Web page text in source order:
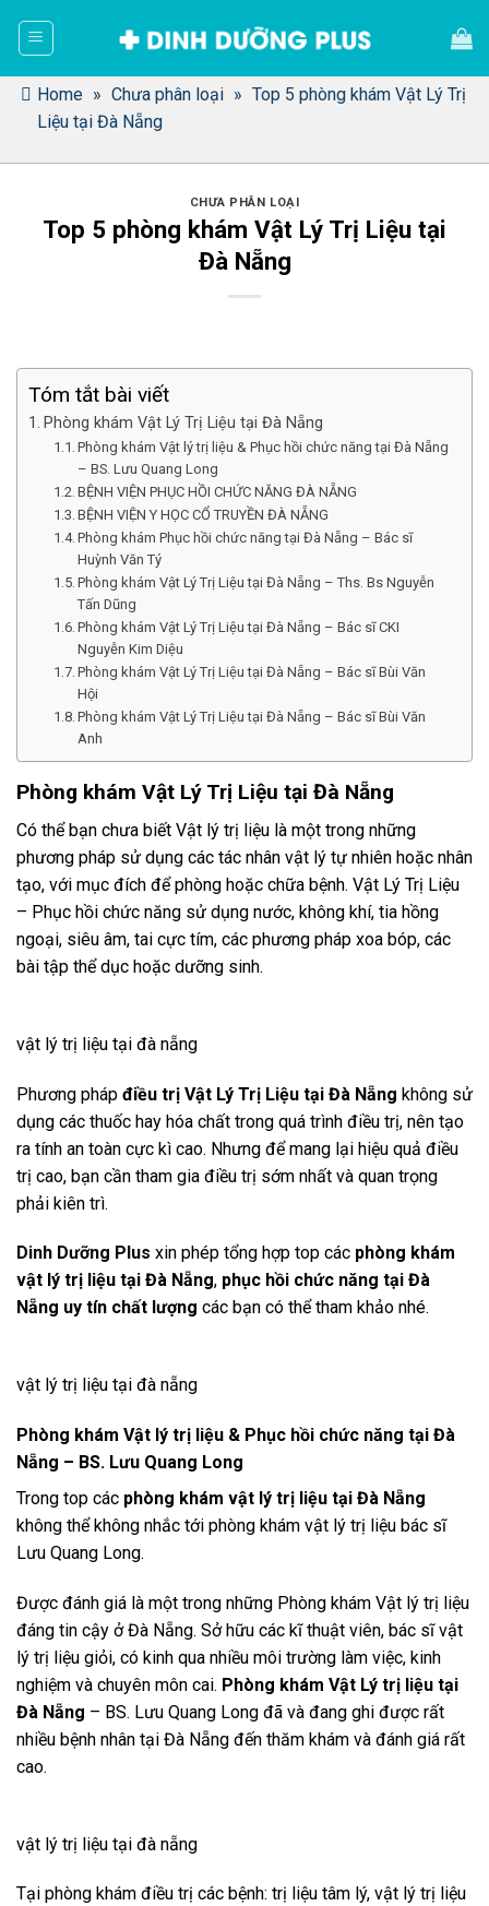
dung Home » Chưa phân loại » Top 5 phòng khám Vật Lý Trị
Liệu tại Đà Nẵng
CHƯA PHÂN LOẠI
Top 5 phòng khám Vật Lý Trị Liệu tại
Đà Nẵng
Tóm tắt bài viết
Phòng khám Vật Lý Trị Liệu tại Đà Nẵng
Phòng khám Vật lý trị liệu & Phục hồi chức năng tại Đà Nẵng
– BS. Lưu Quang Long
BỆNH VIỆN PHỤC HỒI CHỨC NĂNG ĐÀ NẴNG
BỆNH VIỆN Y HỌC CỔ TRUYỀN ĐÀ NẴNG
Phòng khám Phục hồi chức năng tại Đà Nẵng – Bác sĩ
Huỳnh Văn Tý
Phòng khám Vật Lý Trị Liệu tại Đà Nẵng – Ths. Bs Nguyễn
Tấn Dũng
Phòng khám Vật Lý Trị Liệu tại Đà Nẵng – Bác sĩ CKI
Nguyễn Kim Diệu
Phòng khám Vật Lý Trị Liệu tại Đà Nẵng – Bác sĩ Bùi Văn
Hội
Phòng khám Vật Lý Trị Liệu tại Đà Nẵng – Bác sĩ Bùi Văn
Anh
Phòng khám Vật Lý Trị Liệu tại Đà Nẵng
Có thể bạn chưa biết Vật lý trị liệu là một trong những
phương pháp sử dụng các tác nhân vật lý tự nhiên hoặc nhân
tạo, với mục đích để phòng hoặc chữa bệnh. Vật Lý Trị Liệu
– Phục hồi chức năng sử dụng nước, không khí, tia hồng
ngoại, siêu âm, tai cực tím, các phương pháp xoa bóp, các
bài tập thể dục hoặc dưỡng sinh.
vật lý trị liệu tại đà nẵng
Phương pháp điều trị Vật Lý Trị Liệu tại Đà Nẵng không sử
dụng các thuốc hay hóa chất trong quá trình điều trị, nên tạo
ra tính an toàn cực kì cao. Nhưng để mang lại hiệu quả điều
trị cao, bạn cần tham gia điều trị sớm nhất và quan trọng
phải kiên trì.
Dinh Dưỡng Plus xin phép tổng hợp top các phòng khám
vật lý trị liệu tại Đà Nẵng, phục hồi chức năng tại Đà
Nẵng uy tín chất lượng các bạn có thể tham khảo nhé.
vật lý trị liệu tại đà nẵng
Phòng khám Vật lý trị liệu & Phục hồi chức năng tại Đà
Nẵng – BS. Lưu Quang Long
Trong top các phòng khám vật lý trị liệu tại Đà Nẵng
không thể không nhắc tới phòng khám vật lý trị liệu bác sĩ
Lưu Quang Long.
Được đánh giá là một trong những Phòng khám Vật lý trị liệu
đáng tin cậy ở Đà Nẵng. Sở hữu các kĩ thuật viên, bác sĩ vật
lý trị liệu giỏi, có kinh qua nhiều môi trường làm việc, kinh
nghiệm và chuyên môn cai. Phòng khám Vật Lý trị liệu tại
Đà Nẵng – BS. Lưu Quang Long đã và đang ghi được rất
nhiều bệnh nhân tại Đà Nẵng đến thăm khám và đánh giá rất
cao.
vật lý trị liệu tại đà nẵng
Tại phòng khám điều trị các bệnh: trị liệu tâm lý, vật lý trị liệu